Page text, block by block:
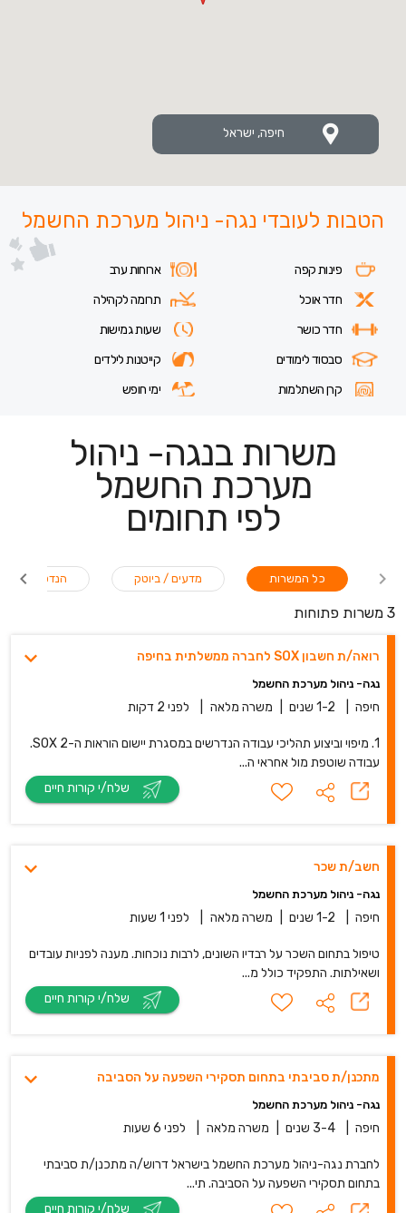
חיפה, ישראל
הטבות לעובדי נגה- ניהול מערכת החשמל
פינות קפה
ארוחות ערב
חדר אוכל
תרומה לקהילה
חדר כושר
שעות גמישות
סבסוד לימודים
קייטנות לילדים
קרן השתלמות
ימי חופש
משרות בנגה- ניהול
מערכת החשמל
לפי תחומים
הנדסה מדעים / ביוטק כל המשרות
3 משרות פתוחות
רואה/ת חשבון SOX לחברה ממשלתית בחיפה
נגה- ניהול מערכת החשמל
חיפה 1-2 שנים משרה מלאה לפני 2 דקות
1. מיפוי וביצוע תהליכי עבודה הנדרשים במסגרת יישום הוראות ה-SOX 2.
עבודה שוטפת מול אחראי ה...
חשב/ת שכר
נגה- ניהול מערכת החשמל
חיפה 1-2 שנים משרה מלאה לפני 1 שעות
טיפול בתחום השכר על רבדיו השונים, לרבות נוכחות. מענה לפניות עובדים
ושאילתות. התפקיד כולל מ...
מתכנן/ת סביבתי בתחום תסקירי השפעה על הסביבה
נגה- ניהול מערכת החשמל
חיפה 3-4 שנים משרה מלאה לפני 6 שעות
לחברת נגה-ניהול מערכת החשמל בישראל דרוש/ה מתכנן/ת סביבתי
בתחום תסקירי השפעה על הסביבה. תי...